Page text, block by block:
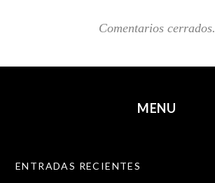
Comentarios cerrados.
MENU
ENTRADAS RECIENTES